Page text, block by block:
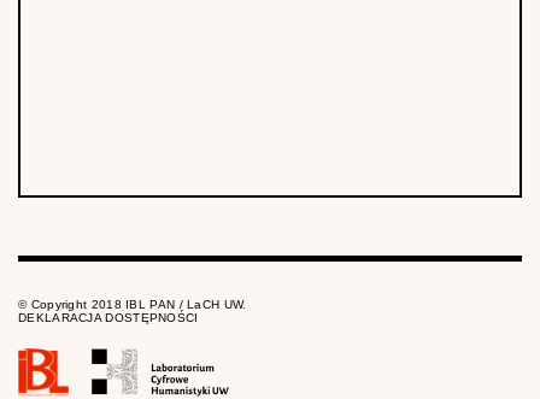
© Copyright 2018 IBL PAN / LaCH UW.
DEKLARACJA DOSTĘPNOŚCI